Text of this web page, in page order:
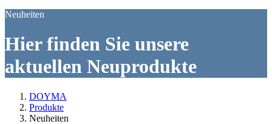
Neuheiten
Hier finden Sie unsere
aktuellen Neuprodukte
DOYMA
Produkte
Neuheiten